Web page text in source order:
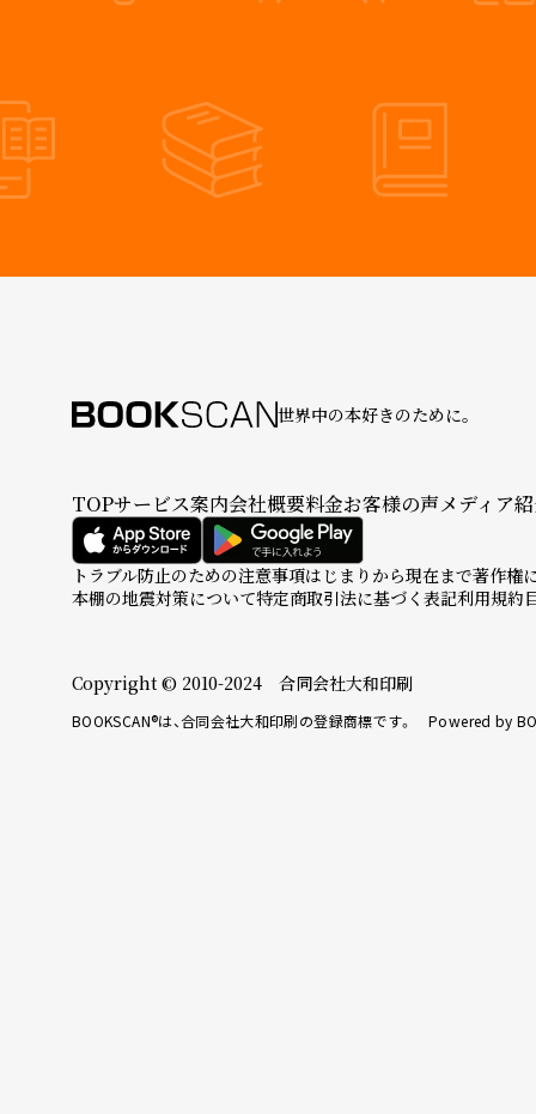
世界中の本好きのために。
TOPサービス案内会社概要料金お客様の声メディア
トラブル防止のための注意事項はじまりから現在まで著作権
本棚の地震対策について特定商取引法に基づく表記利用規約
Copyright © 2010-2024 合同会社大和印刷
BOOKSCAN®は、合同会社大和印刷の登録商標です。 Powered by